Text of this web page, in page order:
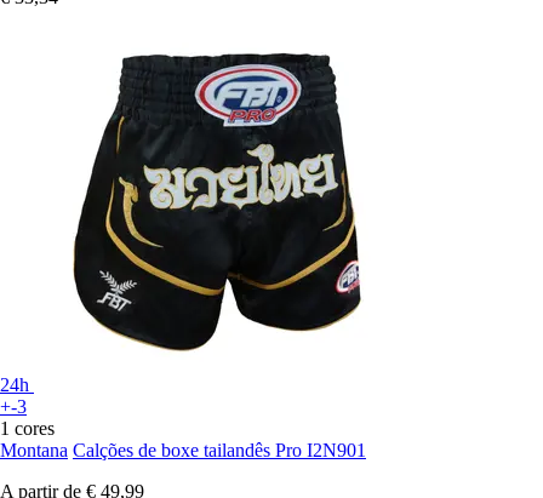
24h
+-3
1 cores
Montana Calções de boxe tailandês Pro I2N901
A partir de € 49,99